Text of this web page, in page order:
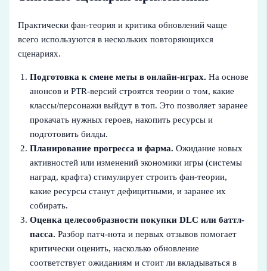
Практически фан-теория и критика обновлений чаще
всего используются в нескольких повторяющихся
сценариях.
Подготовка к смене меты в онлайн-играх. На основе
анонсов и PTR-версий строятся теории о том, какие
классы/персонажи выйдут в топ. Это позволяет заранее
прокачать нужных героев, накопить ресурсы и
подготовить билды.
Планирование прогресса и фарма. Ожидание новых
активностей или изменений экономики игры (системы
наград, крафта) стимулирует строить фан-теории,
какие ресурсы станут дефицитными, и заранее их
собирать.
Оценка целесообразности покупки DLC или баттл-
пасса. Разбор патч-нота и первых отзывов помогает
критически оценить, насколько обновление
соответствует ожиданиям и стоит ли вкладываться в